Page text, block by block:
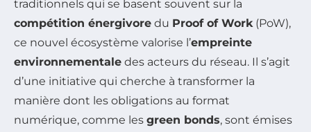
traditionnels qui se basent souvent sur la
compétition énergivore du Proof of Work(PoW),
ce nouvel écosystème valorise l’empreinte
environnementale des acteurs du réseau. Il s’agit
d’une initiative qui cherche à transformer la
manière dont les obligations au format
numérique, comme les green bonds, sont émises